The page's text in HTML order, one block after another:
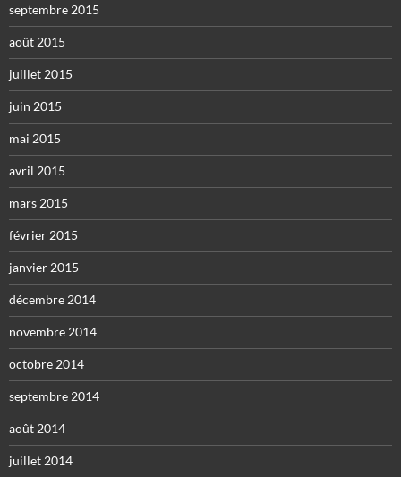
septembre 2015
août 2015
juillet 2015
juin 2015
mai 2015
avril 2015
mars 2015
février 2015
janvier 2015
décembre 2014
novembre 2014
octobre 2014
septembre 2014
août 2014
juillet 2014